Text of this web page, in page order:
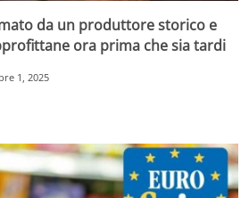
da un produttore storico e
ora prima che sia tardi
1, 2025